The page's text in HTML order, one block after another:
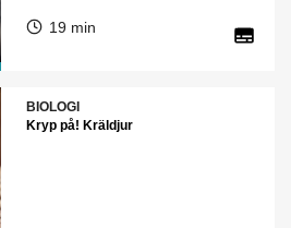
19 min
BIOLOGI
Kryp på! Kräldjur